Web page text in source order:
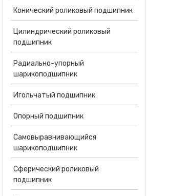
Конический роликовый подшипник
Цилиндрический роликовый
подшипник
Радиально-упорный
шарикоподшипник
Игольчатый подшипник
Опорный подшипник
Самовыравнивающийся
шарикоподшипник
Сферический роликовый
подшипник